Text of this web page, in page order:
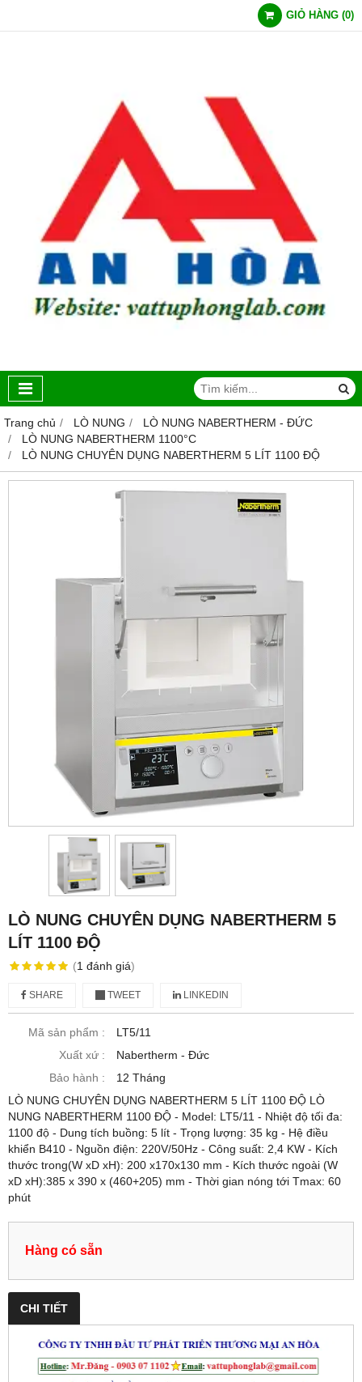
GIỎ HÀNG (0)
Trang chủ LÒ NUNG
LÒ NUNG NABERTHERM - ĐỨC
LÒ NUNG NABERTHERM 1100°C
LÒ NUNG CHUYÊN DỤNG NABERTHERM 5 LÍT 1100 ĐỘ
LÒ NUNG CHUYÊN DỤNG NABERTHERM 5
LÍT 1100 ĐỘ
(1 đánh giá)
SHARE TWEET LINKEDIN
Mã sản phẩm :
LT5/11
Xuất xứ :
Nabertherm - Đức
Bảo hành :
12 Tháng
LÒ NUNG CHUYÊN DỤNG NABERTHERM 5 LÍT 1100 ĐỘ LÒ
NUNG NABERTHERM 1100 ĐỘ - Model: LT5/11 - Nhiệt độ tối đa:
1100 độ - Dung tích buồng: 5 lít - Trọng lượng: 35 kg - Hệ điều
khiển B410 - Nguồn điện: 220V/50Hz - Công suất: 2,4 KW - Kích
thước trong(W xD xH): 200 x170x130 mm - Kích thước ngoài (W
xD xH):385 x 390 x (460+205) mm - Thời gian nóng tới Tmax: 60
phút
Hàng có sẵn
CHI TIẾT